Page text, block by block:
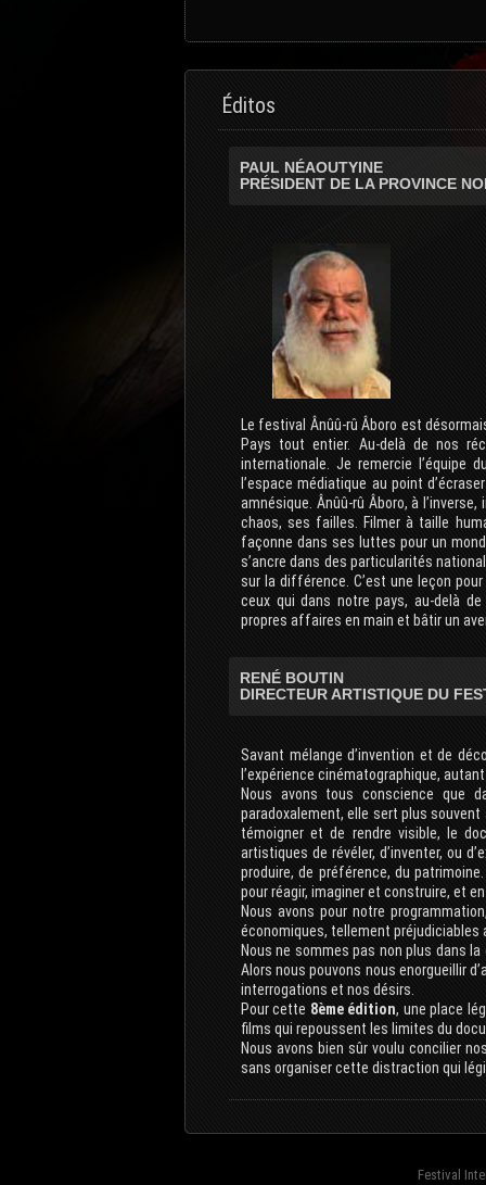
Éditos
PAUL NÉAOUTYINE
PRÉSIDENT DE LA PROVINCE
Le festival Ânûû-rû Âboro est
Pays tout entier. Au-delà de nos
internationale. Je remercie l’équipe
l’espace médiatique au point
amnésique. Ânûû-rû Âboro, à
chaos, ses failles. Filmer à taille
façonne dans ses luttes pour un
s’ancre dans des particularités
sur la différence. C’est une leçon
ceux qui dans notre pays, au-delà
propres affaires en main et bâtir un
RENÉ BOUTIN
DIRECTEUR ARTISTIQUE DU
Savant mélange d’invention et de
l’expérience cinématographique,
Nous avons tous conscience que
paradoxalement, elle sert plus souvent
témoigner et de rendre visible, le
artistiques de révéler, d’inventer, ou
produire, de préférence, du
pour réagir, imaginer et construire, et
Nous avons pour notre
économiques, tellement préjudiciables
Nous ne sommes pas non plus dans
Alors nous pouvons nous enorgueillir
interrogations et nos désirs.
Pour cette 8ème édition, une place
films qui repoussent les limites du
Nous avons bien sûr voulu concilier
sans organiser cette distraction qui
Festival